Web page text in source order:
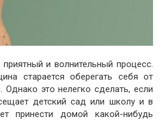
и волнительный процесс.
старается оберегать себя от
это нелегко сделать, если
детский сад или школу и в
принести домой какой-нибудь